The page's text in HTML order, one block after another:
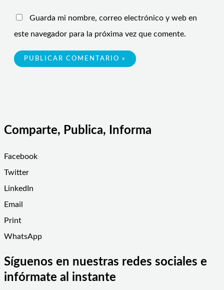
Guarda mi nombre, correo electrónico y web en
este navegador para la próxima vez que comente.
Comparte, Publica, Informa
Facebook
Twitter
LinkedIn
Email
Print
WhatsApp
Síguenos en nuestras redes sociales e
infórmate al instante